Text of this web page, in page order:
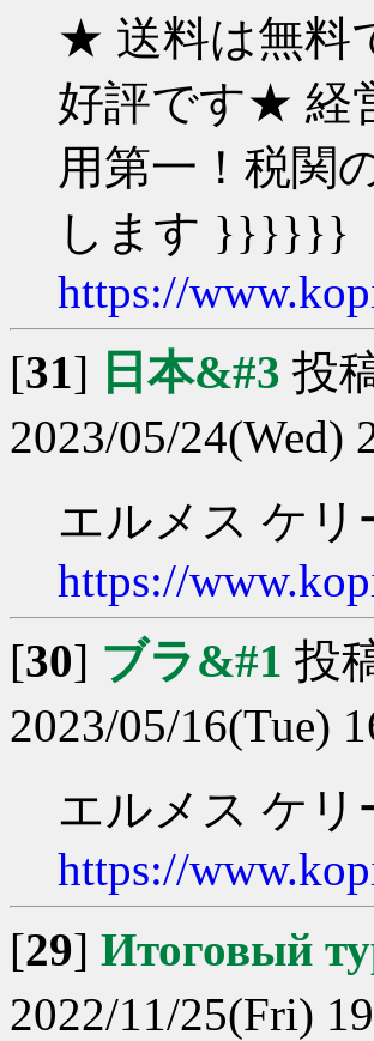
★ 送料は無料
好評です★ 経
用第一！税関
します }}}}}}
https://
[31] 日本&#3 投
2023/05/
エルメス ケ
https://
[30] ブラ&#1 投
2023/05/16(Tue)
エルメス ケ
https://
[29] Итоговый
2022/11/25(Fri)